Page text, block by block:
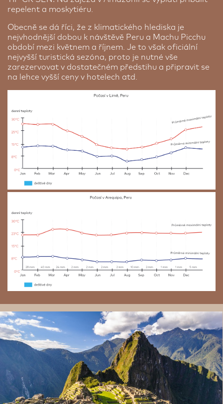
repelent a moskytiéru.
Obecně se dá říci, že z klimatického hlediska je
nejvhodnější dobou k návštěvě Peru a Machu Picchu
období mezi květnem a říjnem. Je to však oficiální
nejvyšší turistická sezóna, proto je nutné vše
zarezervovat v dostatečném předstihu a připravit se
na lehce vyšší ceny v hotelech atd.